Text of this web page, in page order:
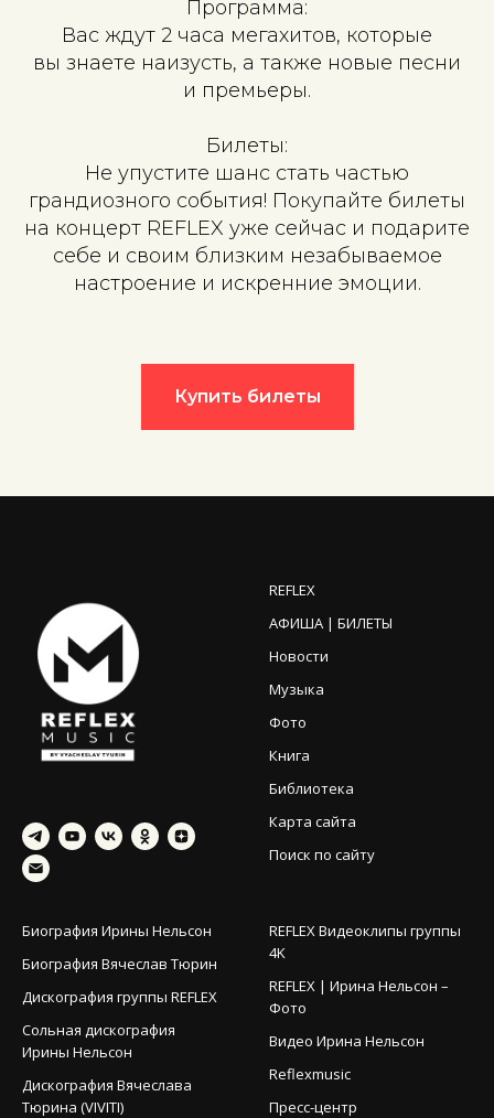
Программа:
Вас ждут 2 часа мегахитов, которые
вы знаете наизусть, а также новые песни
и премьеры.
Билеты:
Не упустите шанс стать частью
грандиозного события! Покупайте билеты
на концерт REFLEX уже сейчас и подарите
себе и своим близким незабываемое
настроение и искренние эмоции.
Купить билеты
REFLEX
АФИША | БИЛЕТЫ
Новости
Музыка
Фото
Книга
Библиотека
Карта сайта
Поиск по сайту
Биография Ирины Нельсон
Биография Вячеслав Тюрин
Дискография группы REFLEX
Сольная дискография
Ирины Нельсон
Дискография Вячеслава
Тюрина (VIVITI)
REFLEX Видеоклипы группы
4K
REFLEX | Ирина Нельсон –
Фото
Видео Ирина Нельсон
Reflexmusic
Пресс-центр